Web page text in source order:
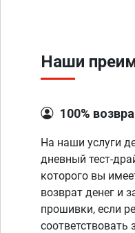
Наши
100%
На наши услуги
дневный тест-
которого вы
возврат денег и
прошивки, если
соответствовать